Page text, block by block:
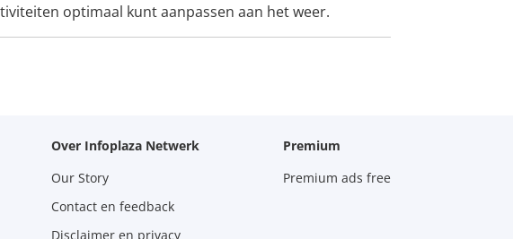
optimaal kunt aanpassen aan het weer.
Over Infoplaza Netwerk
Our Story
Contact en feedback
Disclaimer en privacy
Premium
Premium ads free